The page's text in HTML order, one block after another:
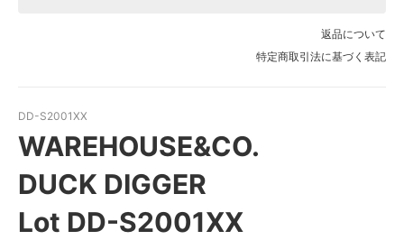
返品について
特定商取引法に基づく表記
DD-S2001XX
WAREHOUSE&CO.
DUCK DIGGER
Lot DD-S2001XX